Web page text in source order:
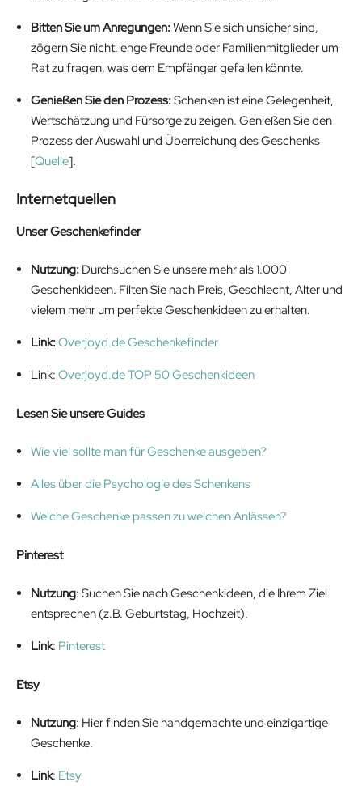
Bitten Sie um Anregungen:Wenn Sie sich unsicher sind,
zögern Sie nicht, enge Freunde oder Familienmitglieder um
Rat zu fragen, was dem Empfänger gefallen könnte.
Genießen Sie den Prozess:Schenken ist eine Gelegenheit,
Wertschätzung und Fürsorge zu zeigen. Genießen Sie den
Prozess der Auswahl und Überreichung des Geschenks
[Quelle].
Internetquellen
Unser Geschenkefinder
Nutzung: Durchsuchen Sie unsere mehr als 1.000
Geschenkideen. Filten Sie nach Preis, Geschlecht, Alter und
vielem mehr um perfekte Geschenkideen zu erhalten.
Link:Overjoyd.de Geschenkefinder
Link: Overjoyd.de TOP 50 Geschenkideen
Lesen Sie unsere Guides
Wie viel sollte man für Geschenke ausgeben?
Alles über die Psychologie des Schenkens
Welche Geschenke passen zu welchen Anlässen?
Pinterest
Nutzung: Suchen Sie nach Geschenkideen, die Ihrem Ziel
entsprechen (z.B. Geburtstag, Hochzeit).
Link: Pinterest
Etsy
Nutzung: Hier finden Sie handgemachte und einzigartige
Geschenke.
Link: Etsy